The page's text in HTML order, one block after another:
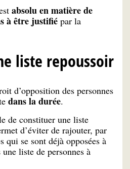
absolu en matière de
à être justifié par la
liste repoussoir
d’opposition des personnes
dans la durée.
de constituer une liste
d’éviter de rajouter, par
qui se sont déjà opposées à
liste de personnes à